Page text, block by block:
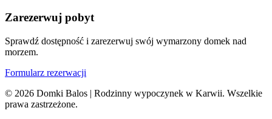
Zarezerwuj pobyt
Sprawdź dostępność i zarezerwuj swój wymarzony domek nad
morzem.
Formularz rezerwacji
© 2026 Domki Balos | Rodzinny wypoczynek w Karwii. Wszelkie
prawa zastrzeżone.